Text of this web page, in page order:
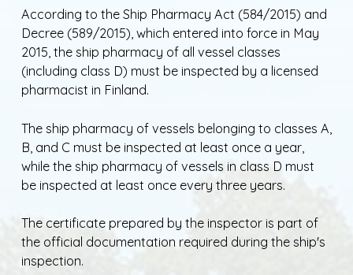
According to the Ship Pharmacy Act (584/2015) and
Decree (589/2015), which entered into force in May
2015, the ship pharmacy of all vessel classes
(including class D) must be inspected by a licensed
pharmacist in Finland.
The ship pharmacy of vessels belonging to classes A,
B, and C must be inspected at least once a year,
while the ship pharmacy of vessels in class D must
be inspected at least once every three years.
The certificate prepared by the inspector is part of
the official documentation required during the ship's
inspection.